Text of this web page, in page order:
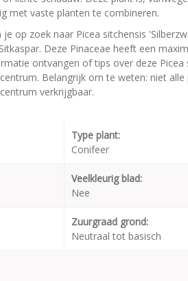
met vaste planten te combineren.
je op zoek naar Picea sitchensis
Deze Pinaceae heeft een
ontvangen of tips over deze Picea
Belangrijk om te weten: niet
verkrijgbaar.
Type plant:
Conifeer
Veelkleurig blad:
Nee
Zuurgraad grond:
Neutraal tot basisch